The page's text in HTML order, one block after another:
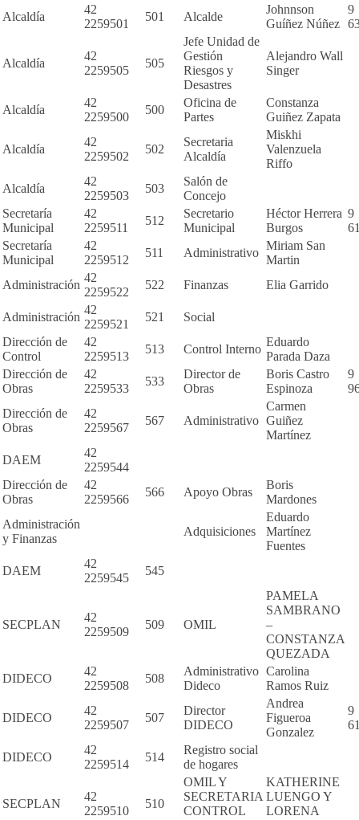
Alcaldía
42
2259501
501 Alcalde
Johnnson
Guíñez Núñez
9
Alcaldía
42
2259505
505
Jefe Unidad de
Gestión
Riesgos y
Desastres
Alejandro Wall
Singer
Alcaldía
42
2259500
500
Oficina de
Partes
Constanza
Guiñez Zapata
Alcaldía
42
2259502
502
Secretaria
Alcaldía
Miskhi
Valenzuela
Riffo
Alcaldía
42
2259503
503
Salón de
Concejo
Secretaría
Municipal
42
2259511
512
Secretario
Municipal
Héctor Herrera
Burgos
9
Secretaría
Municipal
42
2259512
511 Administrativo
Miriam San
Martin
Administración
42
2259522
522 Finanzas Elia Garrido
Administración
42
2259521
521
Social
Dirección de
Control
42
2259513
513 Control Interno
Eduardo
Parada Daza
Dirección de
Obras
42
2259533
533
Director de
Obras
Boris Castro
Espinoza
9
Dirección de
Obras
42
2259567
567 Administrativo
Carmen
Guiñez
Martínez
DAEM
42
2259544
Dirección de
Obras
42
2259566
566 Apoyo Obras
Boris
Mardones
Administración
y Finanzas
Adquisiciones
Eduardo
Martínez
Fuentes
DAEM
42
2259545
545
SECPLAN
42
2259509
509 OMIL
PAMELA
SAMBRANO
–
CONSTANZA
QUEZADA
DIDECO
42
2259508
508
Administrativo
Dideco
Carolina
Ramos Ruiz
DIDECO
42
2259507
507
Director
DIDECO
Andrea
Figueroa
Gonzalez
9
DIDECO
42
2259514
514
Registro social
de hogares
SECPLAN
42
2259510
510
OMIL Y
SECRETARIA
CONTROL
KATHERINE
LUENGO Y
LORENA